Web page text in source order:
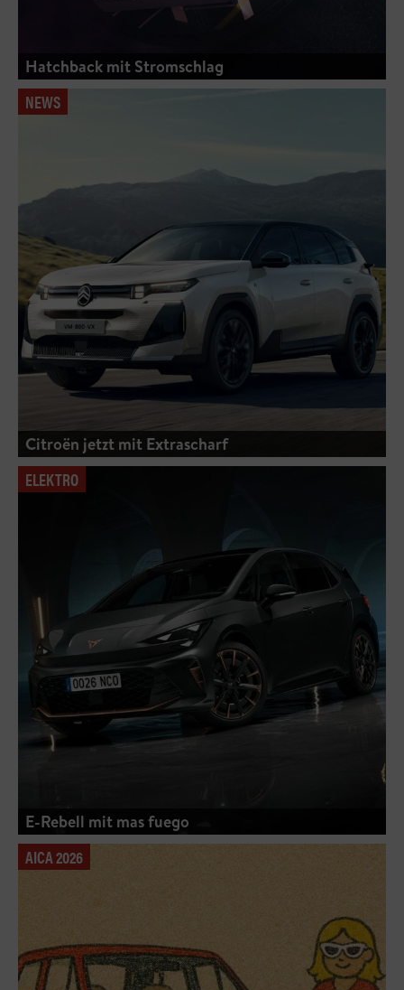
Hatchback mit Stromschlag
NEWS
Citroën jetzt mit Extrascharf
ELEKTRO
E-Rebell mit mas fuego
AICA 2026